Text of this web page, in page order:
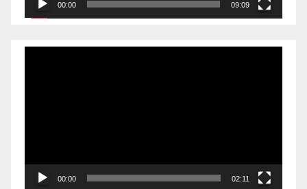
00:00 09:09
00:00 02:11